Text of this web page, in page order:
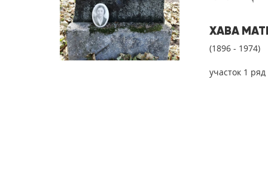
ХАВА
(1896 - 1974)
участок 1